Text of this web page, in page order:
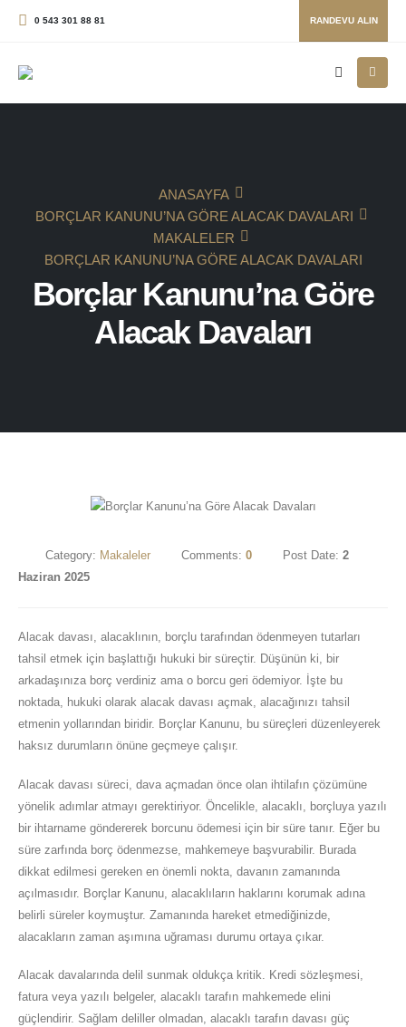
0 543 301 88 81 RANDEVU ALIN
ANASAYFA
BORÇLAR KANUNU’NA GÖRE ALACAK DAVALARI
MAKALELER
BORÇLAR KANUNU’NA GÖRE ALACAK DAVALARI
Borçlar Kanunu’na Göre
Alacak Davaları
Category: Makaleler Comments: 0 Post Date: 2
Haziran 2025
Alacak davası, alacaklının, borçlu tarafından ödenmeyen tutarları
tahsil etmek için başlattığı hukuki bir süreçtir. Düşünün ki, bir
arkadaşınıza borç verdiniz ama o borcu geri ödemiyor. İşte bu
noktada, hukuki olarak alacak davası açmak, alacağınızı tahsil
etmenin yollarından biridir. Borçlar Kanunu, bu süreçleri düzenleyerek
haksız durumların önüne geçmeye çalışır.
Alacak davası süreci, dava açmadan önce olan ihtilafın çözümüne
yönelik adımlar atmayı gerektiriyor. Öncelikle, alacaklı, borçluya yazılı
bir ihtarname göndererek borcunu ödemesi için bir süre tanır. Eğer bu
süre zarfında borç ödenmezse, mahkemeye başvurabilir. Burada
dikkat edilmesi gereken en önemli nokta, davanın zamanında
açılmasıdır. Borçlar Kanunu, alacaklıların haklarını korumak adına
belirli süreler koymuştur. Zamanında hareket etmediğinizde,
alacakların zaman aşımına uğraması durumu ortaya çıkar.
Alacak davalarında delil sunmak oldukça kritik. Kredi sözleşmesi,
fatura veya yazılı belgeler, alacaklı tarafın mahkemede elini
güçlendirir. Sağlam deliller olmadan, alacaklı tarafın davası güç